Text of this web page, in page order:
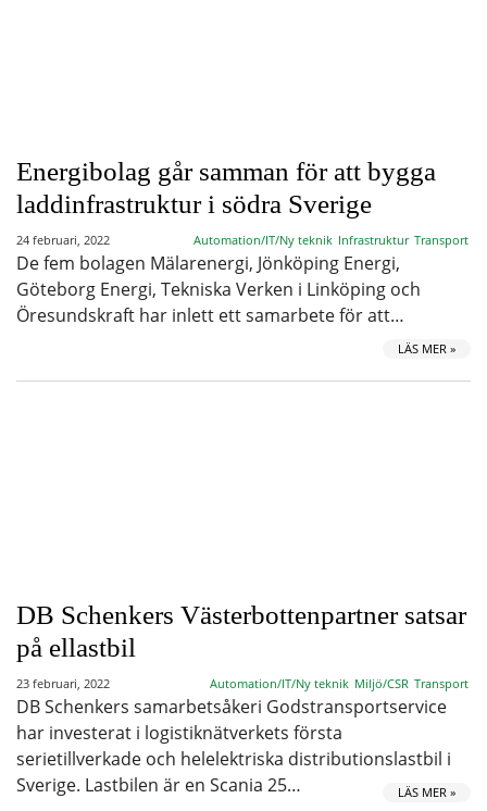
Energibolag går samman för att bygga
laddinfrastruktur i södra Sverige
24 februari, 2022 Automation/IT/Ny teknik Infrastruktur Transport
De fem bolagen Mälarenergi, Jönköping Energi,
Göteborg Energi, Tekniska Verken i Linköping och
Öresundskraft har inlett ett samarbete för att…
LÄS MER »
DB Schenkers Västerbottenpartner satsar
på ellastbil
23 februari, 2022 Automation/IT/Ny teknik Miljö/CSR Transport
DB Schenkers samarbetsåkeri Godstransportservice
har investerat i logistiknätverkets första
serietillverkade och helelektriska distributionslastbil i
Sverige. Lastbilen är en Scania 25…
LÄS MER »